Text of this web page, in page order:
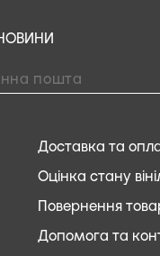
Доставка та
Оцінка стану
Повернення
Допомога та